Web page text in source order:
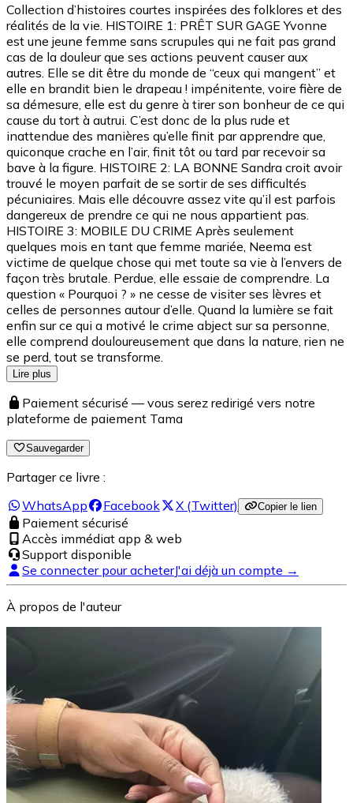
Collection d’histoires courtes inspirées des folklores et des
réalités de la vie. HISTOIRE 1: PRÊT SUR GAGE Yvonne
est une jeune femme sans scrupules qui ne fait pas grand
cas de la douleur que ses actions peuvent causer aux
autres. Elle se dit être du monde de “ceux qui mangent” et
elle en brandit bien le drapeau ! impénitente, voire fière de
sa démesure, elle est du genre à tirer son bonheur de ce qui
cause du tort à autrui. C’est donc de la plus rude et
inattendue des manières qu’elle finit par apprendre que,
quiconque crache en l’air, finit tôt ou tard par recevoir sa
bave à la figure. HISTOIRE 2: LA BONNE Sandra croit avoir
trouvé le moyen parfait de se sortir de ses difficultés
pécuniaires. Mais elle découvre assez vite qu’il est parfois
dangereux de prendre ce qui ne nous appartient pas.
HISTOIRE 3: MOBILE DU CRIME Après seulement
quelques mois en tant que femme mariée, Neema est
victime de quelque chose qui met toute sa vie à l’envers de
façon très brutale. Perdue, elle essaie de comprendre. La
question « Pourquoi ? » ne cesse de visiter ses lèvres et
celles de personnes autour d’elle. Quand la lumière se fait
enfin sur ce qui a motivé le crime abject sur sa personne,
elle comprend douloureusement que dans la nature, rien ne
se perd, tout se transforme.
Lire plus
Paiement sécurisé — vous serez redirigé vers notre
plateforme de paiement Tama
Sauvegarder
Partager ce livre :
WhatsApp
Facebook X (Twitter) Copier le lien
Paiement sécurisé
Accès immédiat app & web
Support disponible
Se connecter pour acheterJ'ai déjà un compte →
À propos de l'auteur